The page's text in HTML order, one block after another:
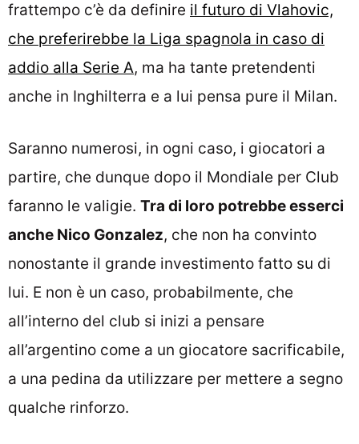
frattempo c’è da definire il futuro di Vlahovic,
che preferirebbe la Liga spagnola in caso di
addio alla Serie A, ma ha tante pretendenti
anche in Inghilterra e a lui pensa pure il Milan.
Saranno numerosi, in ogni caso, i giocatori a
partire, che dunque dopo il Mondiale per Club
faranno le valigie. Tra di loro potrebbe esserci
anche Nico Gonzalez, che non ha convinto
nonostante il grande investimento fatto su di
lui. E non è un caso, probabilmente, che
all’interno del club si inizi a pensare
all’argentino come a un giocatore sacrificabile,
a una pedina da utilizzare per mettere a segno
qualche rinforzo.